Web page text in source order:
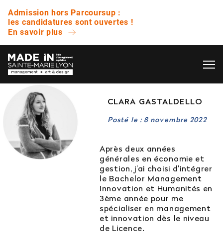
Admission hors Parcoursup :
les candidatures sont ouvertes !
En savoir plus
L’ÉCOLE
VIE ÉTUDIANTE
CLARA GASTALDELLO
Posté le : 8 novembre 2022
Après deux années
générales en économie et
gestion, j’ai choisi d’intégrer
le Bachelor Management
Innovation et Humanités en
3ème année pour me
spécialiser en management
et innovation dès le niveau
de Licence.
QUESTIONS FRÉQUENTES
Avez-vous des journées portes ouvertes ?
Quelle est la différence entre un bachelor et
Est-ce que vous proposez des bourses ?